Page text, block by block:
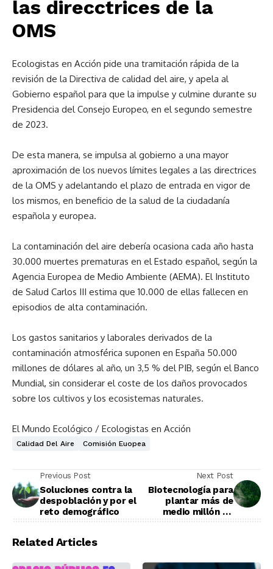
las direcctrices de la
OMS
Ecologistas en Acción pide una tramitación rápida de la
revisión de la Directiva de calidad del aire, y apela al
Gobierno español para que la impulse y culmine durante su
Presidencia del Consejo Europeo, en el segundo semestre
de 2023.
De esta manera, se impulsa al gobierno a una mayor
aproximación de los nuevos límites legales a las directrices
de la OMS y adelantando el plazo de entrada en vigor de
los mismos, en beneficio de la salud de la ciudadanía
española y europea.
La contaminación del aire debería ocasiona cada año hasta
30.000 muertes prematuras en el Estado español, según la
Agencia Europea de Medio Ambiente (AEMA). El Instituto
de Salud Carlos III estima que 10.000 de ellas fallecen en
episodios de alta contaminación.
Los gastos sanitarios y laborales derivados de la
contaminación atmosférica suponen en España 50.000
millones de dólares al año, un 3,5 % del PIB, según el Banco
Mundial, sin considerar el coste de los daños provocados
sobre los cultivos y los ecosistemas naturales.
El Mundo Ecológico / Ecologistas en Acción
Calidad Del Aire Comisión Euopea
Previous Post
Soluciones contra la
despoblación y por el
reto demográfico
Next Post
Biotecnología para
plantar más de
medio millón de
Related Articles